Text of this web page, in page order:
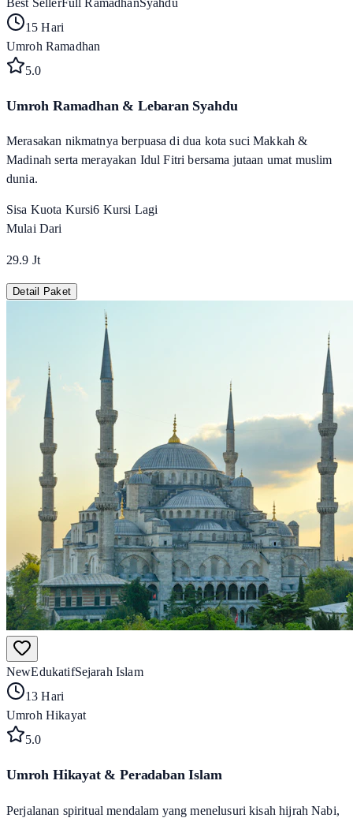
15 Hari
Umroh Ramadhan
5.0
Umroh Ramadhan & Lebaran Syahdu
Merasakan nikmatnya berpuasa di dua kota suci Makkah &
Madinah serta merayakan Idul Fitri bersama jutaan umat muslim
dunia.
Sisa Kuota Kursi6 Kursi Lagi
Mulai Dari
29.9 Jt
Detail Paket
NewEdukatifSejarah Islam
13 Hari
Umroh Hikayat
5.0
Umroh Hikayat & Peradaban Islam
Perjalanan spiritual mendalam yang menelusuri kisah hijrah Nabi,